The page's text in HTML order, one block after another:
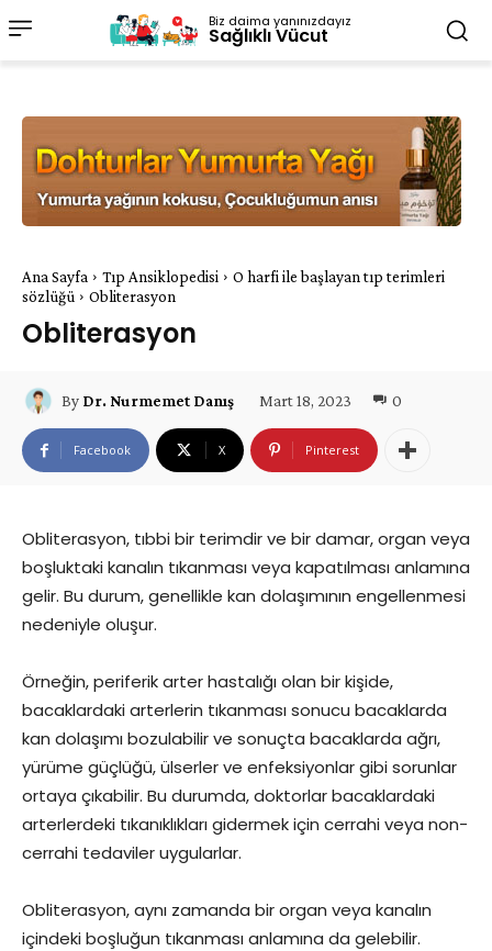
Biz daima yanınızdayız
Sağlıklı Vücut
Ana Sayfa Tıp Ansiklopedisi
O harfi ile başlayan tıp terimleri
sözlüğü
Obliterasyon
Obliterasyon
By Dr. Nurmemet Danış Mart 18, 2023 0
Facebook X Pinterest
Obliterasyon, tıbbi bir terimdir ve bir damar, organ veya
boşluktaki kanalın tıkanması veya kapatılması anlamına
gelir. Bu durum, genellikle kan dolaşımının engellenmesi
nedeniyle oluşur.
Örneğin, periferik arter hastalığı olan bir kişide,
bacaklardaki arterlerin tıkanması sonucu bacaklarda
kan dolaşımı bozulabilir ve sonuçta bacaklarda ağrı,
yürüme güçlüğü, ülserler ve enfeksiyonlar gibi sorunlar
ortaya çıkabilir. Bu durumda, doktorlar bacaklardaki
arterlerdeki tıkanıklıkları gidermek için cerrahi veya non-
cerrahi tedaviler uygularlar.
Obliterasyon, aynı zamanda bir organ veya kanalın
içindeki boşluğun tıkanması anlamına da gelebilir.